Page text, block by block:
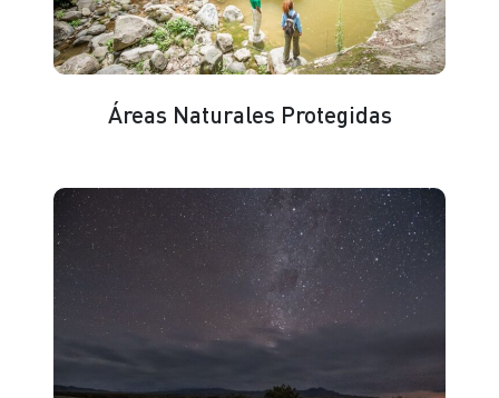
Áreas Naturales Protegidas